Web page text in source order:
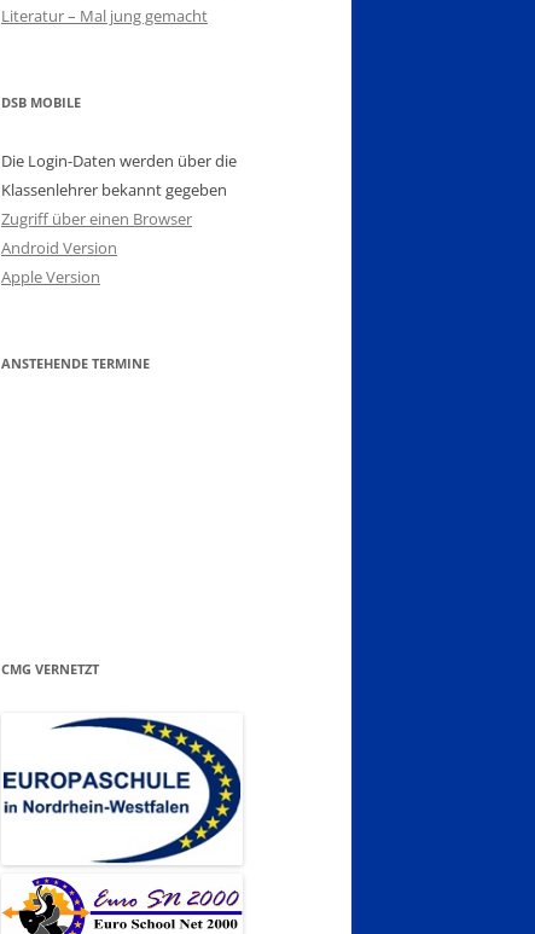
Literatur – Mal jung gemacht
DSB MOBILE
Die Login-Daten werden über die
Klassenlehrer bekannt gegeben
Zugriff über einen Browser
Android Version
Apple Version
ANSTEHENDE TERMINE
CMG VERNETZT